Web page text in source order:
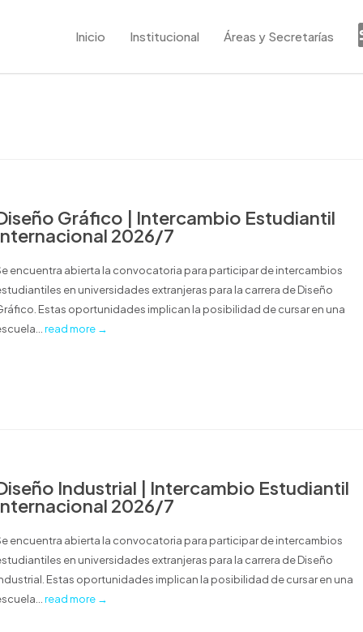
Inicio Institucional Áreas y Secretarías
Gráfico | Intercambio Estudiantil
2026/7
encuentra abierta la convocatoria para participar de intercambios
en universidades extranjeras para la carrera de Diseño
Estas oportunidades implican la posibilidad de cursar en una
read more →
Industrial | Intercambio Estudiantil
2026/7
encuentra abierta la convocatoria para participar de intercambios
en universidades extranjeras para la carrera de Diseño
Estas oportunidades implican la posibilidad de cursar en una
read more →